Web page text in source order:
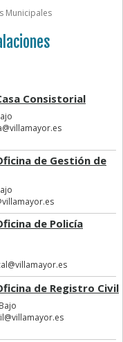
Municipales
Consistorial
de Gestión de
de Policía
de Registro Civil